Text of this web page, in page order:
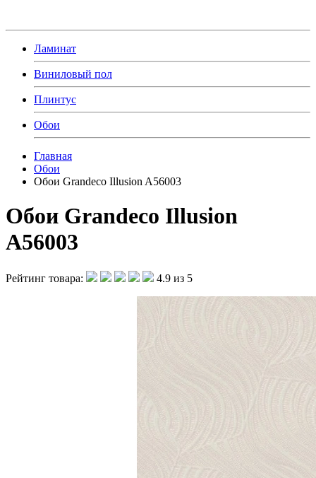
Ламинат
Виниловый пол
Плинтус
Обои
Главная
Обои
Обои Grandeco Illusion A56003
Обои Grandeco Illusion
A56003
Рейтинг товара: 4.9 из 5